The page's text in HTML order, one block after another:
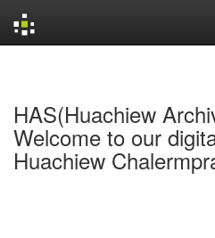
HAS(Huachiew
Welcome to our
Huachiew